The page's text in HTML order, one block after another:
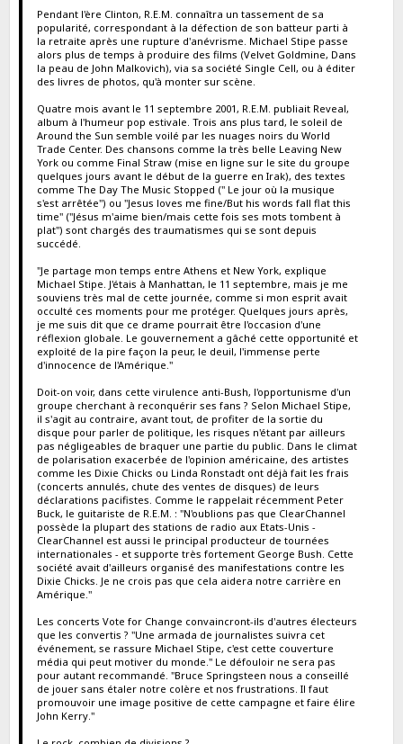
Pendant l'ère Clinton, R.E.M. connaîtra un tassement de sa
popularité, correspondant à la défection de son batteur parti à
la retraite après une rupture d'anévrisme. Michael Stipe passe
alors plus de temps à produire des films (Velvet Goldmine, Dans
la peau de John Malkovich), via sa société Single Cell, ou à éditer
des livres de photos, qu'à monter sur scène.
Quatre mois avant le 11 septembre 2001, R.E.M. publiait Reveal,
album à l'humeur pop estivale. Trois ans plus tard, le soleil de
Around the Sun semble voilé par les nuages noirs du World
Trade Center. Des chansons comme la très belle Leaving New
York ou comme Final Straw (mise en ligne sur le site du groupe
quelques jours avant le début de la guerre en Irak), des textes
comme The Day The Music Stopped (" Le jour où la musique
s'est arrêtée") ou "Jesus loves me fine/But his words fall flat this
time" ("Jésus m'aime bien/mais cette fois ses mots tombent à
plat") sont chargés des traumatismes qui se sont depuis
succédé.
"Je partage mon temps entre Athens et New York, explique
Michael Stipe. J'étais à Manhattan, le 11 septembre, mais je me
souviens très mal de cette journée, comme si mon esprit avait
occulté ces moments pour me protéger. Quelques jours après,
je me suis dit que ce drame pourrait être l'occasion d'une
réflexion globale. Le gouvernement a gâché cette opportunité et
exploité de la pire façon la peur, le deuil, l'immense perte
d'innocence de l'Amérique."
Doit-on voir, dans cette virulence anti-Bush, l'opportunisme d'un
groupe cherchant à reconquérir ses fans ? Selon Michael Stipe,
il s'agit au contraire, avant tout, de profiter de la sortie du
disque pour parler de politique, les risques n'étant par ailleurs
pas négligeables de braquer une partie du public. Dans le climat
de polarisation exacerbée de l'opinion américaine, des artistes
comme les Dixie Chicks ou Linda Ronstadt ont déjà fait les frais
(concerts annulés, chute des ventes de disques) de leurs
déclarations pacifistes. Comme le rappelait récemment Peter
Buck, le guitariste de R.E.M. : "N'oublions pas que ClearChannel
possède la plupart des stations de radio aux Etats-Unis -
ClearChannel est aussi le principal producteur de tournées
internationales - et supporte très fortement George Bush. Cette
société avait d'ailleurs organisé des manifestations contre les
Dixie Chicks. Je ne crois pas que cela aidera notre carrière en
Amérique."
Les concerts Vote for Change convaincront-ils d'autres électeurs
que les convertis ? "Une armada de journalistes suivra cet
événement, se rassure Michael Stipe, c'est cette couverture
média qui peut motiver du monde." Le défouloir ne sera pas
pour autant recommandé. "Bruce Springsteen nous a conseillé
de jouer sans étaler notre colère et nos frustrations. Il faut
promouvoir une image positive de cette campagne et faire élire
John Kerry."